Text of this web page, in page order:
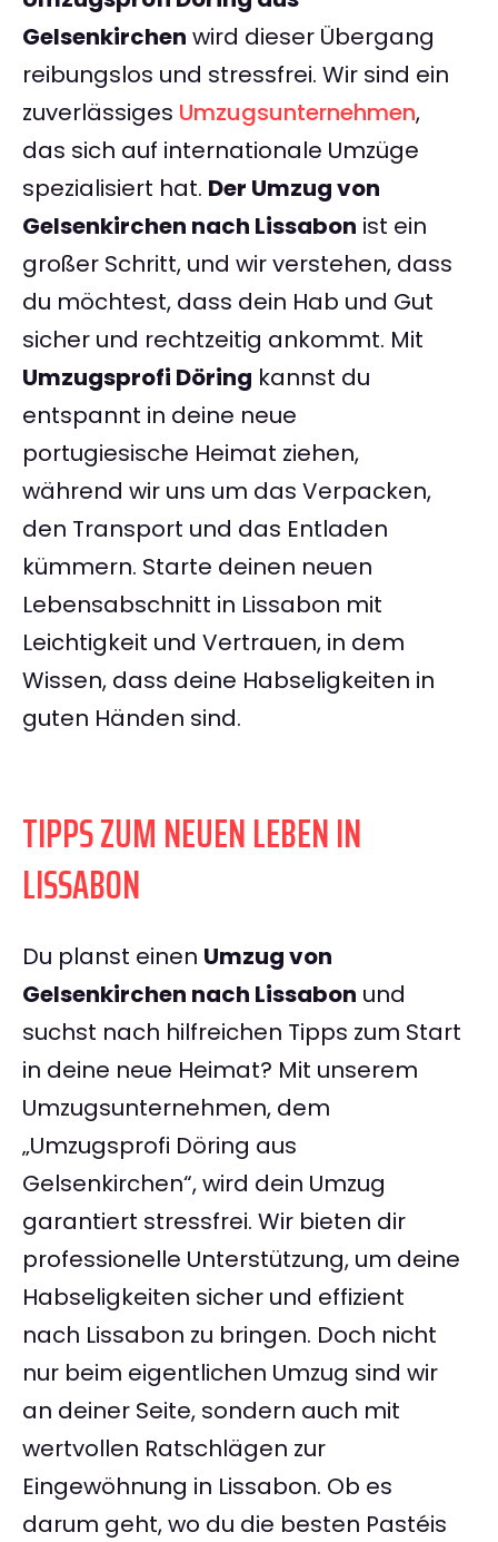
Gelsenkirchen wird dieser Übergang
reibungslos und stressfrei. Wir sind ein
zuverlässiges Umzugsunternehmen,
das sich auf internationale Umzüge
spezialisiert hat. Der Umzug von
Gelsenkirchen nach Lissabon ist ein
großer Schritt, und wir verstehen, dass
du möchtest, dass dein Hab und Gut
sicher und rechtzeitig ankommt. Mit
Umzugsprofi Döring kannst du
entspannt in deine neue
portugiesische Heimat ziehen,
während wir uns um das Verpacken,
den Transport und das Entladen
kümmern. Starte deinen neuen
Lebensabschnitt in Lissabon mit
Leichtigkeit und Vertrauen, in dem
Wissen, dass deine Habseligkeiten in
guten Händen sind.
TIPPS ZUM NEUEN LEBEN IN
LISSABON
Du planst einen Umzug von
Gelsenkirchen nach Lissabon und
suchst nach hilfreichen Tipps zum Start
in deine neue Heimat? Mit unserem
Umzugsunternehmen, dem
„Umzugsprofi Döring aus
Gelsenkirchen“, wird dein Umzug
garantiert stressfrei. Wir bieten dir
professionelle Unterstützung, um deine
Habseligkeiten sicher und effizient
nach Lissabon zu bringen. Doch nicht
nur beim eigentlichen Umzug sind wir
an deiner Seite, sondern auch mit
wertvollen Ratschlägen zur
Eingewöhnung in Lissabon. Ob es
darum geht, wo du die besten Pastéis